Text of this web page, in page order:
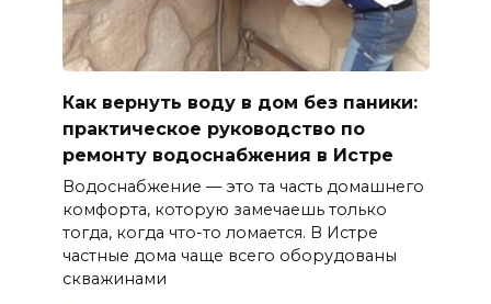
Как вернуть воду в дом без паники:
практическое руководство по
ремонту водоснабжения в Истре
Водоснабжение — это та часть домашнего
комфорта, которую замечаешь только
тогда, когда что-то ломается. В Истре
частные дома чаще всего оборудованы
скважинами